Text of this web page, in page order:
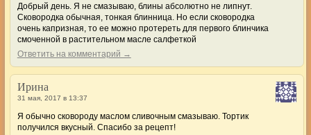
Добрый день. Я не смазываю, блины абсолютно не липнут.
Сковородка обычная, тонкая блинница. Но если сковородка
очень капризная, то ее можно протереть для первого блинчика
смоченной в растительном масле салфеткой
Ответить на комментарий →
Ирина
31 мая, 2017 в 13:37
Я обычно сковороду маслом сливочным смазываю. Тортик
получился вкусный. Спасибо за рецепт!